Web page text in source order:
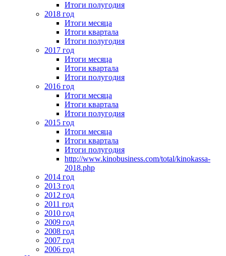
Итоги полугодия
2018 год
Итоги месяца
Итоги квартала
Итоги полугодия
2017 год
Итоги месяца
Итоги квартала
Итоги полугодия
2016 год
Итоги месяца
Итоги квартала
Итоги полугодия
2015 год
Итоги месяца
Итоги квартала
Итоги полугодия
http://www.kinobusiness.com/total/kinokassa-
2018.php
2014 год
2013 год
2012 год
2011 год
2010 год
2009 год
2008 год
2007 год
2006 год